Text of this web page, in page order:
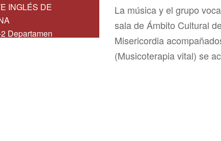
INGLÉS DE
Departamen
La música y el grupo
sala de Ámbito Cultural
Misericordia
(Musicoterapia vital) se